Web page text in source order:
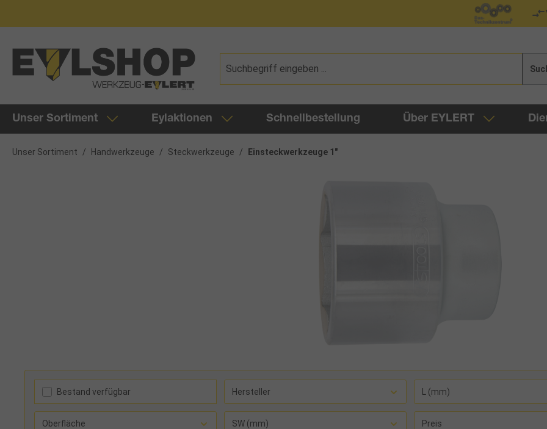
Unser Sortiment Eylaktionen Schnellbestellung Über EYLERT
Unser Sortiment / Handwerkzeuge / Steckwerkzeuge / Einsteckwerkzeuge 1"
Bestand verfügbar Hersteller L (mm)
Oberfläche SW (mm) Preis